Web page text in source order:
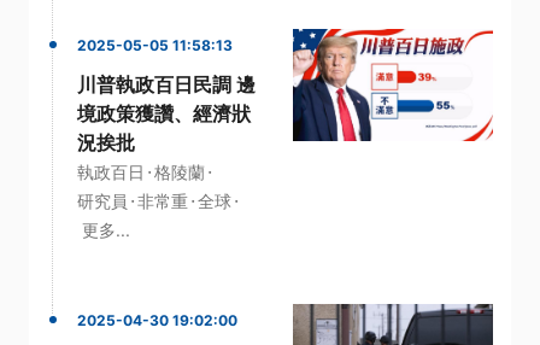
2025-05-05 11:58:13
川普執政百日民調 邊
境政策獲讚、經濟狀
況挨批
執政百日 ·格陵蘭·
研究員 ·非常重·全球·
更多...
2025-04-30 19:02:00